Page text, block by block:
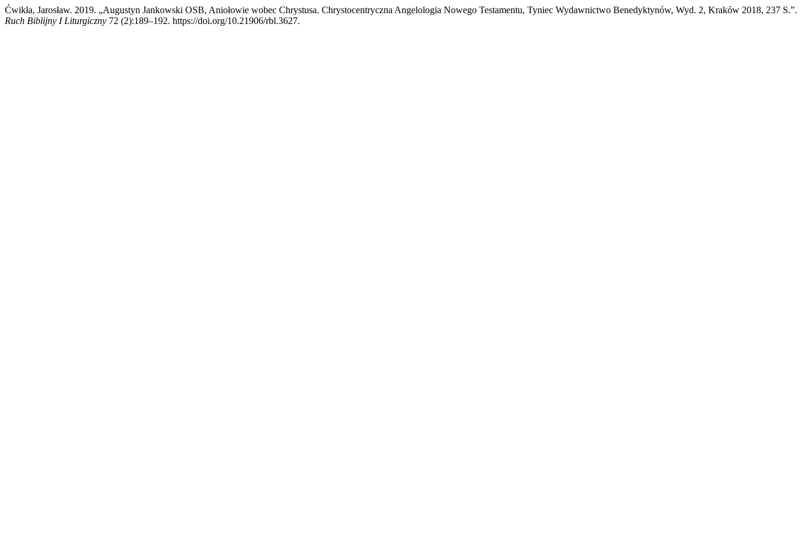
Ćwikła, Jarosław. 2019. „Augustyn Jankowski OSB, Aniołowie wobec Chrystusa. Chrystocentryczna Angelologia Nowego Testamentu, Tyniec Wydawnictwo Benedyktynów, Wyd. 2, Kraków 2018, 237 S.”.
Ruch Biblijny I Liturgiczny 72 (2):189–192. https://doi.org/10.21906/rbl.3627.